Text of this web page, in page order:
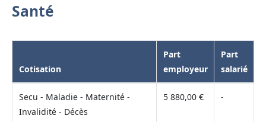
Santé
Cotisation
Part
employeur
Part
salarié
Secu - Maladie - Maternité -
Invalidité - Décès
5 880,00 € -